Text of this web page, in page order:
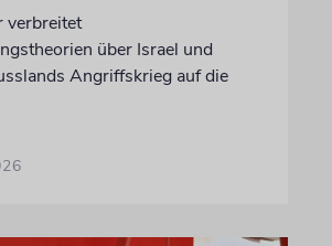
verbreitet
über Israel und
Angriffskrieg auf die